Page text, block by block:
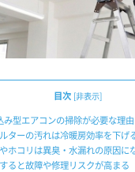
目次 [非表示]
み型エアコンの掃除が必要な理由
ターの汚れは冷暖房効率を下げ
ホコリは異臭・水漏れの原因に
ると故障や修理リスクが高まる